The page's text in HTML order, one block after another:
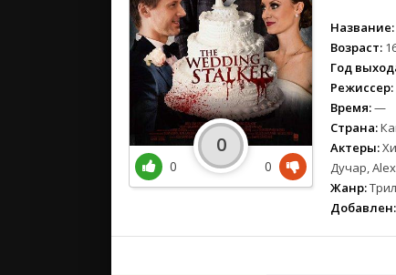
Название:
Возраст:
Год
Режиссер:
Время:—
Страна:
Актеры:
Дучар,
Жанр:
Добавлен:
0
0
0